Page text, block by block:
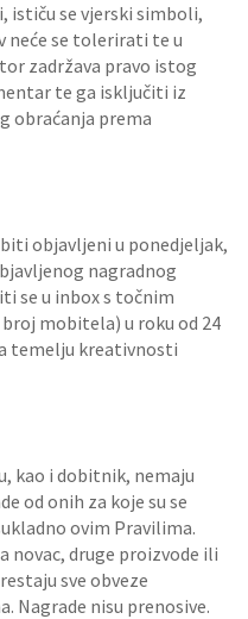
ističu se vjerski simboli,
se tolerirati te u
zadržava pravo istog
te ga isključiti iz
obraćanja prema
objavljeni u ponedjeljak,
nagradnog
se u inbox s točnim
mobitela) u roku od 24
temelju kreativnosti
kao i dobitnik, nemaju
od onih za koje su se
ovim Pravilima.
novac, druge proizvode ili
sve obveze
Nagrade nisu prenosive.